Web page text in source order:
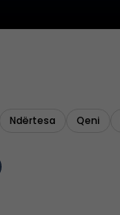
Ndërtesa Qeni